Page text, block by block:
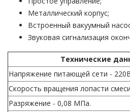
Металлический корпус;
Встроенный вакуумный
Звуковая сигнализация
Технические
Напряжение питающей сети -
Скорость вращения лопасти
Разряжение - 0,08 МПа.